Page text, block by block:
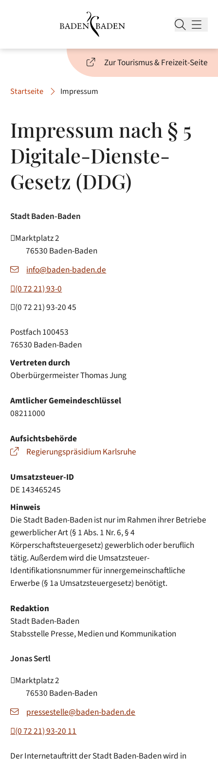
Zur Tourismus & Freizeit-Seite
Startseite Impressum
Impressum nach § 5
Digitale-Dienste-
Gesetz (DDG)
Stadt Baden-Baden
Marktplatz 2
76530 Baden-Baden
info@baden-baden.de
(07221) 93-0
(07221) 93-2045
Postfach 100453
76530 Baden-Baden
Vertreten durch
Oberbürgermeister Thomas Jung
Amtlicher Gemeindeschlüssel
08211000
Aufsichtsbehörde
Regierungspräsidium Karlsruhe
Umsatzsteuer-ID
DE 143465245
Hinweis
Die Stadt Baden-Baden ist nur im Rahmen ihrer Betriebe
gewerblicher Art (§ 1 Abs. 1 Nr. 6, § 4
Körperschaftsteuergesetz) gewerblich oder beruflich
tätig. Außerdem wird die Umsatzsteuer-
Identifikationsnummer für innergemeinschaftliche
Erwerbe (§ 1a Umsatzsteuergesetz) benötigt.
Redaktion
Stadt Baden-Baden
Stabsstelle Presse, Medien und Kommunikation
JonasSertl
Marktplatz 2
76530 Baden-Baden
pressestelle@baden-baden.de
(07221) 93-20 11
Der Internetauftritt der Stadt Baden-Baden wird in